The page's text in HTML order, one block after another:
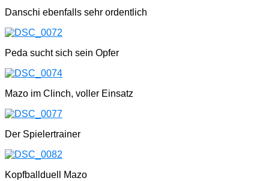
Danschi ebenfalls sehr ordentlich
Peda sucht sich sein Opfer
Mazo im Clinch, voller Einsatz
Der Spielertrainer
Kopfballduell Mazo